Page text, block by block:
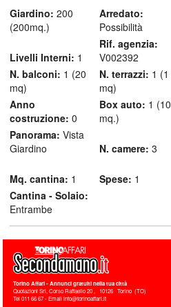
Giardino: 200
(200mq.)
Arredato:
Possibilità
Livelli Interni: 1
Rif. agenzia:
V002392
N. balconi: 1 (20
mq)
N. terrazzi: 1 (1
mq)
Anno
costruzione: 0
Box auto: 1 (10
mq.)
Panorama: Vista
Giardino
N. camere: 3
Mq. cantina: 1 Spese: 1
Cantina - Solaio:
Entrambe
Torino Affari- Annunci gratuiti nella tua città
Quotazioni Srl, Corso Raffaello 20, 10126 Torino (TO)
Tel011 66 67 - Email info@torinoaffari.it